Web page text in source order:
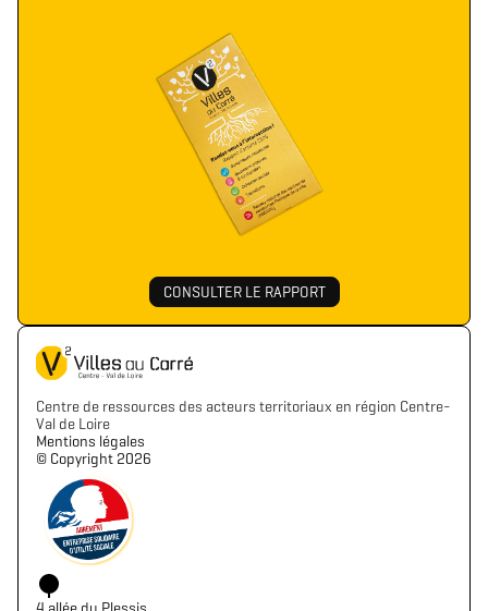
CONSULTER LE RAPPORT
Centre de ressources des acteurs territoriaux en région Centre-
Val de Loire
Mentions légales
©️ Copyright 2026